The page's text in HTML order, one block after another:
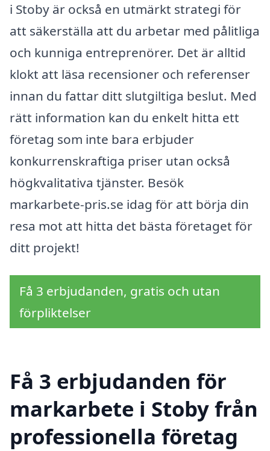
i Stoby är också en utmärkt strategi för
att säkerställa att du arbetar med pålitliga
och kunniga entreprenörer. Det är alltid
klokt att läsa recensioner och referenser
innan du fattar ditt slutgiltiga beslut. Med
rätt information kan du enkelt hitta ett
företag som inte bara erbjuder
konkurrenskraftiga priser utan också
högkvalitativa tjänster. Besök
markarbete-pris.se idag för att börja din
resa mot att hitta det bästa företaget för
ditt projekt!
Få 3 erbjudanden, gratis och utan
förpliktelser
Få 3 erbjudanden för
markarbete i Stoby från
professionella företag